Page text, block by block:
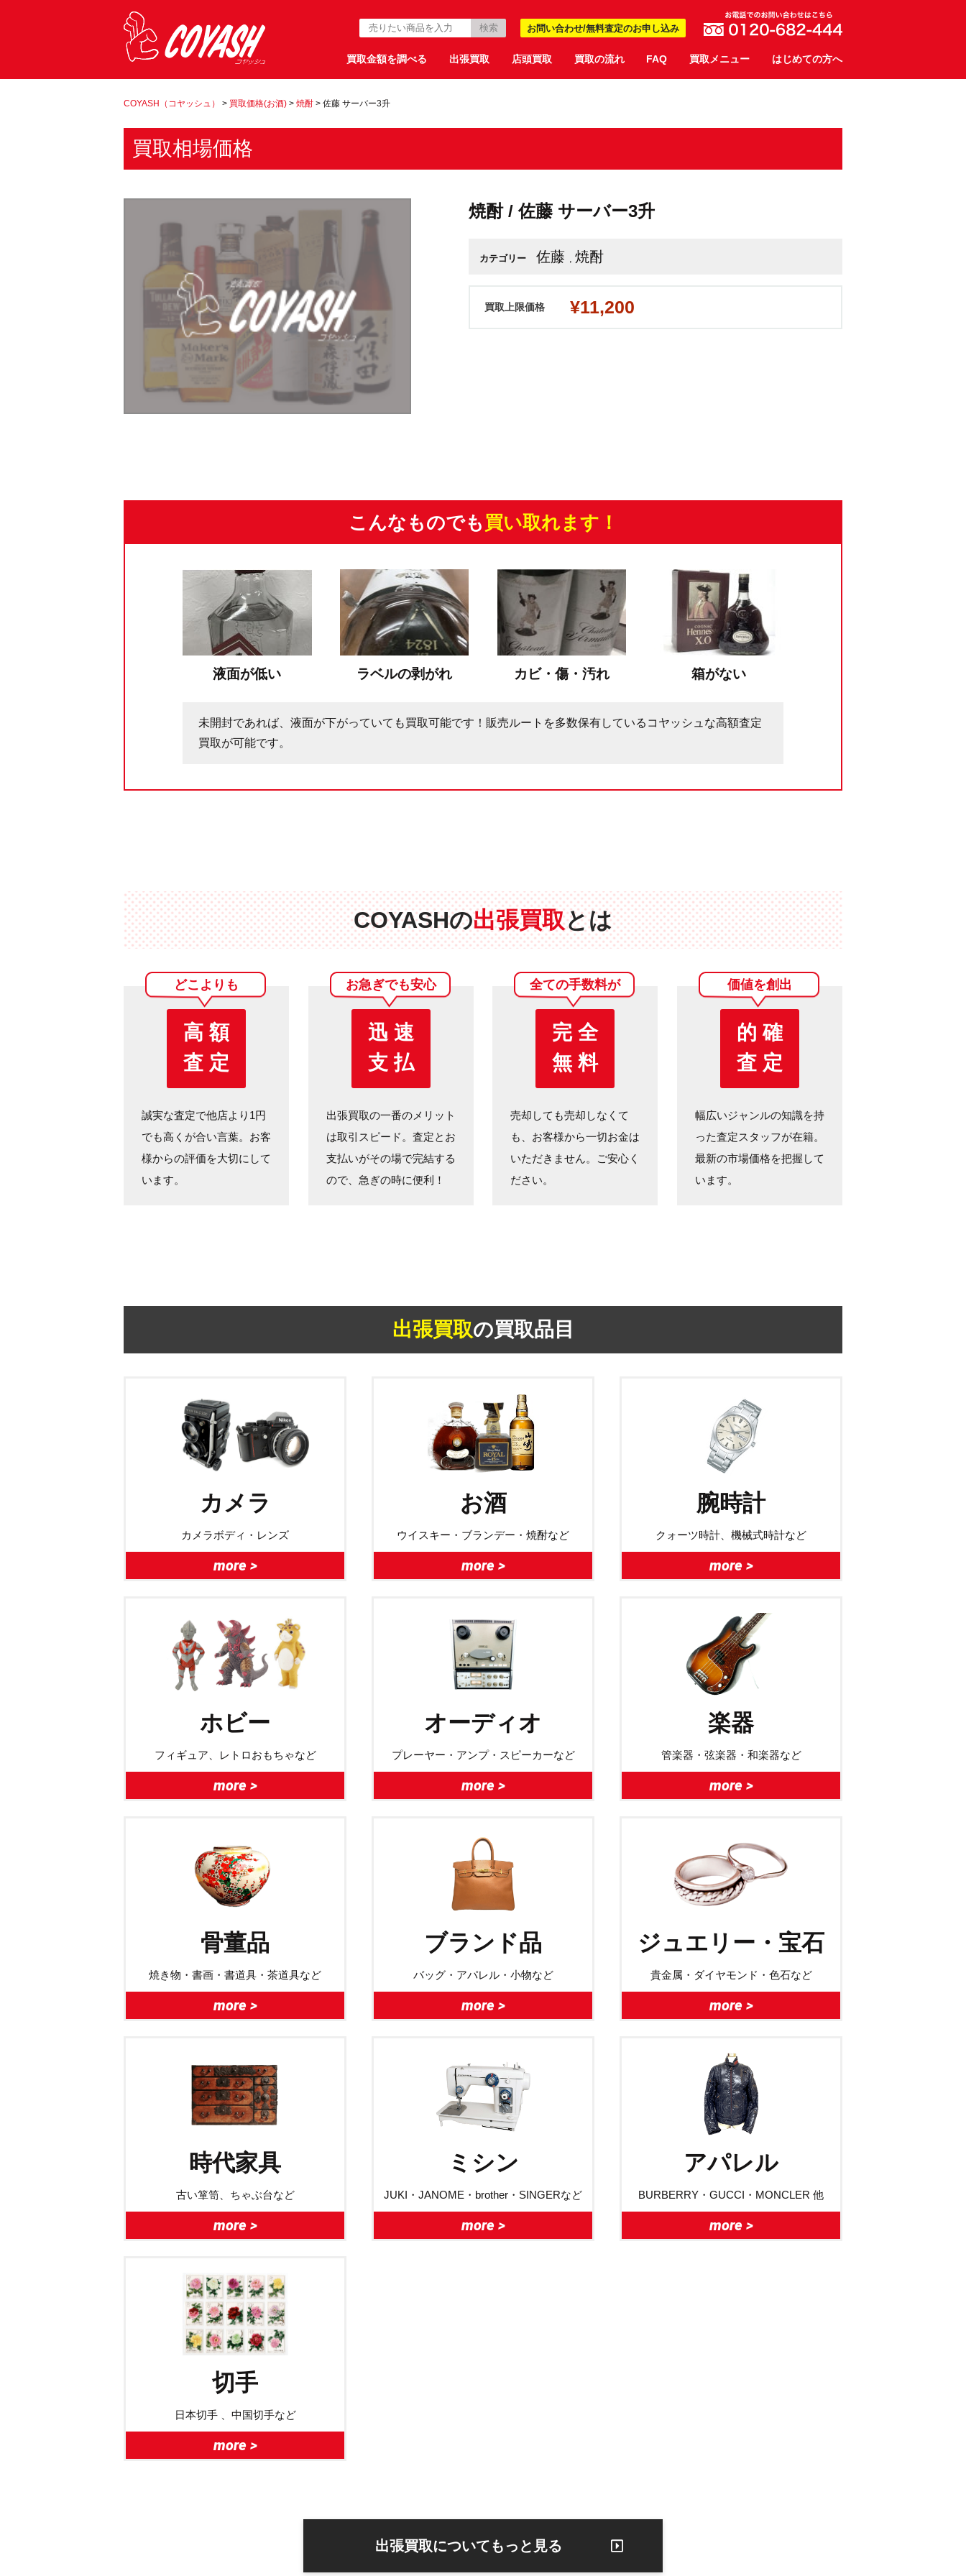
お問い合わせ/無料査定のお申し込み
買取金額を調べる 出張買取 店頭買取 買取の流れ FAQ 買取メニュー はじめての方へ
COYASH（コヤッシュ） > 買取価格(お酒) > 焼酎 > 佐藤 サーバー3升
買取相場価格
焼酎 / 佐藤 サーバー3升
カテゴリー 佐藤 , 焼酎
買取上限価格 ¥11,200
こんなものでも 買い取れます！
液面が低い ラベルの剥がれ カビ・傷・汚れ 箱がない
未開封であれば、液面が下がっていても買取可能です！販売ルートを多数保有しているコヤッシュな高額査定
買取が可能です。
COYASHの出張買取とは
どこよりも
高 額
査 定
誠実な査定で他店より1円
でも高くが合い言葉。お客
様からの評価を大切にして
います。
お急ぎでも安心
迅 速
支 払
出張買取の一番のメリット
は取引スピード。査定とお
支払いがその場で完結する
ので、急ぎの時に便利！
全ての手数料が
完 全
無 料
売却しても売却しなくて
も、お客様から一切お金は
いただきません。ご安心く
ださい。
価値を創出
的 確
査 定
幅広いジャンルの知識を持
った査定スタッフが在籍。
最新の市場価格を把握して
います。
出張買取の買取品目
カメラ
カメラボディ・レンズ
more >
お酒
ウイスキー・ブランデー・焼酎など
more >
腕時計
クォーツ時計、機械式時計など
more >
ホビー
フィギュア、レトロおもちゃなど
more >
オーディオ
プレーヤー・アンプ・スピーカーなど
more >
楽器
管楽器・弦楽器・和楽器など
more >
骨董品
焼き物・書画・書道具・茶道具など
more >
ブランド品
バッグ・アパレル・小物など
more >
ジュエリー・宝石
貴金属・ダイヤモンド・色石など
more >
時代家具
古い箪笥、ちゃぶ台など
more >
ミシン
JUKI・JANOME・brother・SINGERなど
more >
アパレル
BURBERRY・GUCCI・MONCLER 他
more >
切手
日本切手 、中国切手など
more >
出張買取についてもっと見る